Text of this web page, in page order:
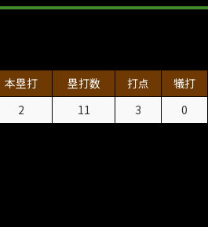
本塁打 塁打数 打点 犠打
2 11 3 0